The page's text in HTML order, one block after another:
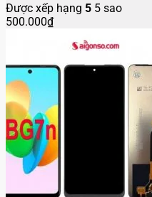
Được xếp hạng 5 5 sao
500.000₫